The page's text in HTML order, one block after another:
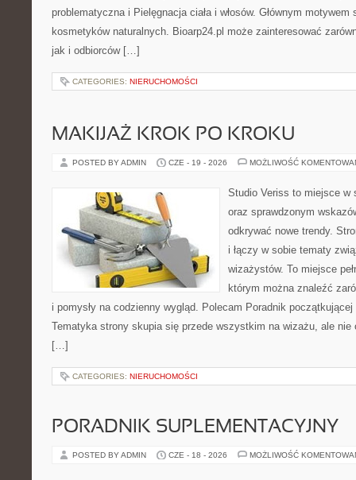
problematyczna i Pielęgnacja ciała i włosów. Głównym
kosmetyków naturalnych. Bioarp24.pl może zainteresować
jak i odbiorców […]
CATEGORIES: NIERUCHOMOŚCI
MAKIJAŻ KROK PO KROKU
POSTED BY ADMIN CZE - 19 - 2026 MOŻLIWOŚĆ
Studio Veriss to miejsce w
oraz sprawdzonym
odkrywać nowe trendy.
i łączy w sobie tematy
wizażystów. To miejsce
którym można znaleźć
i pomysły na codzienny wygląd. Polecam Poradnik
Tematyka strony skupia się przede wszystkim na wizażu, ale nie
[…]
CATEGORIES: NIERUCHOMOŚCI
PORADNIK SUPLEMENTACYJNY
POSTED BY ADMIN CZE - 18 - 2026 MOŻLIWOŚĆ